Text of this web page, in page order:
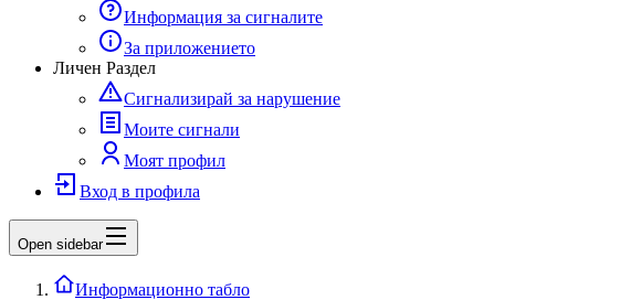
Информация за сигналите
За приложението
Личен Раздел
Сигнализирай за нарушение
Моите сигнали
Моят профил
Вход в профила
Open sidebar
Информационно табло